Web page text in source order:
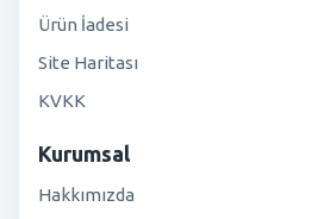
Ürün İadesi
Site Haritası
KVKK
Kurumsal
Hakkımızda